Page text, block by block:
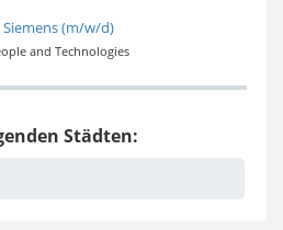
(m/w/d)
and Technologies
Städten: